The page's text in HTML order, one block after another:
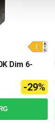
Dim 6-
-29%